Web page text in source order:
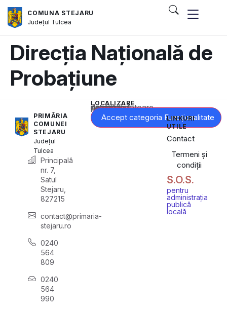
COMUNA STEJARU
Județul Tulcea
Direcția Națională de
Probațiune
PRIMĂRIA
COMUNEI
STEJARU
Județul
Tulcea
Principală
nr. 7,
Satul
Stejaru,
827215
contact@primaria-
stejaru.ro
0240
564
809
0240
564
990
LOCALIZARE
Acest conținut este blocat până când acceptați categoria corespunzătoare de cookie-uri.
Accept categoria Funcționalitate
LINKURI
UTILE
Contact
Termeni și
condiții
S.O.S.
pentru
administrația
publică
locală